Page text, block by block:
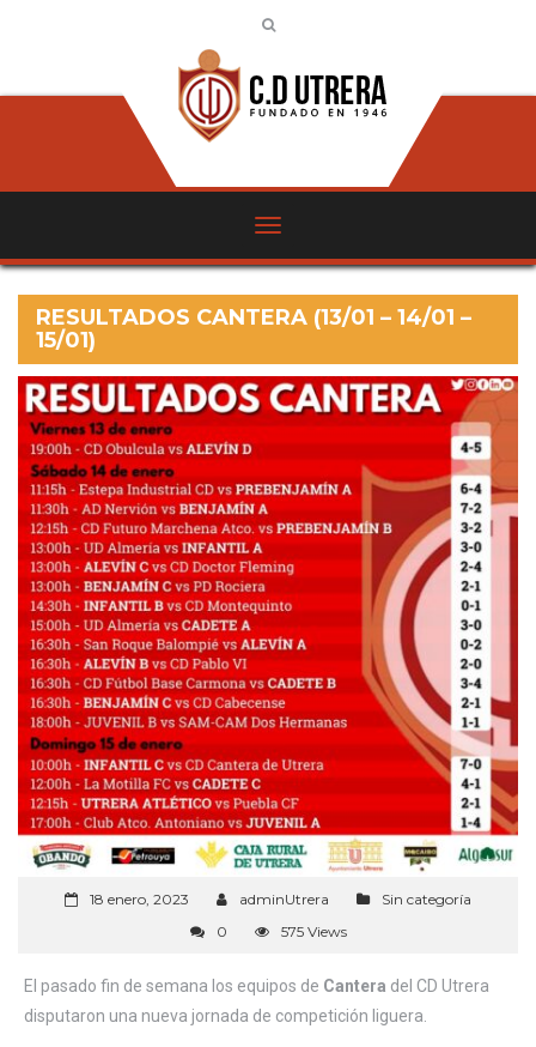
RESULTADOS CANTERA (13/01 – 14/01 –
15/01)
18 enero, 2023 adminUtrera
Sin categoría
0
575 Views
El pasado fin de semana los equipos de Cantera del CD Utrera
disputaron una nueva jornada de competición liguera.